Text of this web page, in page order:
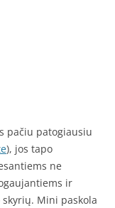
pačiu patogiausiu
), jos tapo
ne
ir
Mini paskola